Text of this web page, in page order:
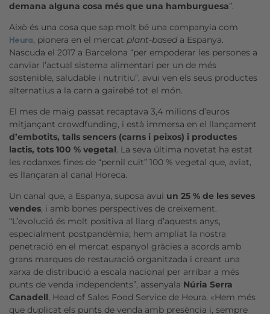
demana alguna cosa més que una hamburguesa”.
Això és una cosa que sap molt bé una companyia com
Heura, pionera en el mercat plant-based a Espanya.
Nascuda el 2017 a Barcelona “per empoderar les persones a
canviar l’actual sistema alimentari per un de més
sostenible, saludable i nutritiu”, avui ven els seus productes
alternatius a la carn a gairebé tot el món.
El mes de maig passat recaptava 3,4 milions d’euros
mitjançant crowdfunding, i està immersa en el llançament
d’embotits, talls sencers (carns i peixos) i productes
lactis, tots 100 % vegetal. La seva última novetat ha estat
les rodanxes fines de “pernil cuit” 100 % vegetal que, aviat,
es llançaran al canal Horeca.
Un canal que, a Espanya, suposa avui un 25 % de les seves
vendes, i amb bones perspectives de creixement.
“L’evolució és molt positiva al llarg d’aquests anys,
especialment postpandèmia; hem ampliat la nostra
penetració en el mercat espanyol gràcies a acords amb
grans marques de restauració organitzada i creant una
xarxa de distribució a escala nacional per arribar a més
punts de venda independents”, assenyala Núria Serra
Canadell, Head of Sales Food Service de Heura. «Hem més
que duplicat els punts de venda amb presència i, sempre